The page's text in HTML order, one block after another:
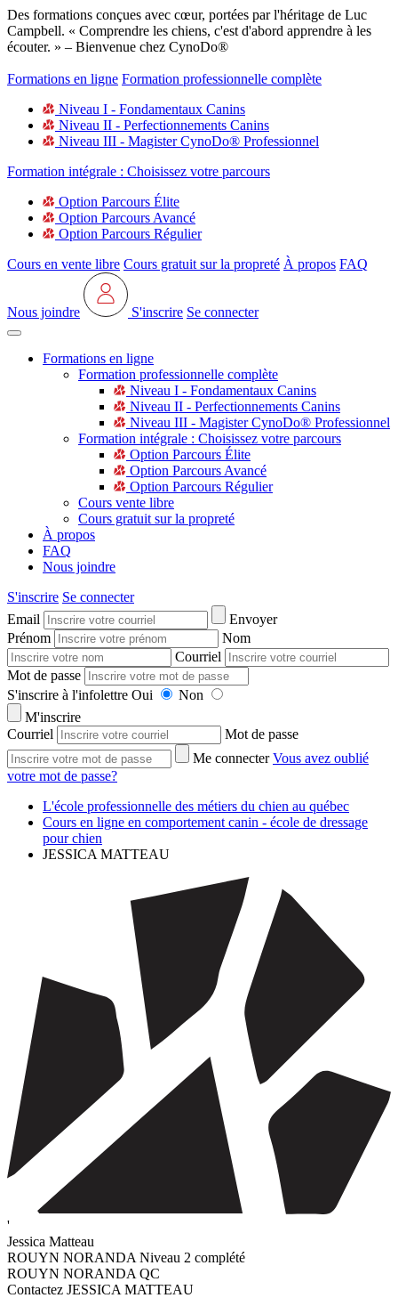
Des formations conçues avec cœur, portées par l'héritage de Luc
Campbell. « Comprendre les chiens, c'est d'abord apprendre à les
écouter. » – Bienvenue chez CynoDo®
Formations en ligne Formation professionnelle complète
Niveau I - Fondamentaux Canins
Niveau II - Perfectionnements Canins
Niveau III - Magister CynoDo® Professionnel
Formation intégrale : Choisissez votre parcours
Option Parcours Élite
Option Parcours Avancé
Option Parcours Régulier
Cours en vente libre Cours gratuit sur la propreté À propos FAQ
Nous joindre S'inscrire Se connecter
Formations en ligne
Formation professionnelle complète
Niveau I - Fondamentaux Canins
Niveau II - Perfectionnements Canins
Niveau III - Magister CynoDo® Professionnel
Formation intégrale : Choisissez votre parcours
Option Parcours Élite
Option Parcours Avancé
Option Parcours Régulier
Cours vente libre
Cours gratuit sur la propreté
À propos
FAQ
Nous joindre
S'inscrire Se connecter
Email
Envoyer
Prénom
Nom
Courriel
Mot de passe
S'inscrire à l'infolettre Oui
Non
M'inscrire
Courriel
Mot de passe
Me connecter Vous avez oublié
votre mot de passe?
L'école professionnelle des métiers du chien au québec
Cours en ligne en comportement canin - école de dressage
pour chien
JESSICA MATTEAU
'
Jessica Matteau
ROUYN NORANDA Niveau 2 complété
ROUYN NORANDA QC
Contactez JESSICA MATTEAU